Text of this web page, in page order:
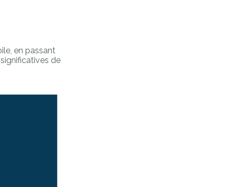
en passant
de